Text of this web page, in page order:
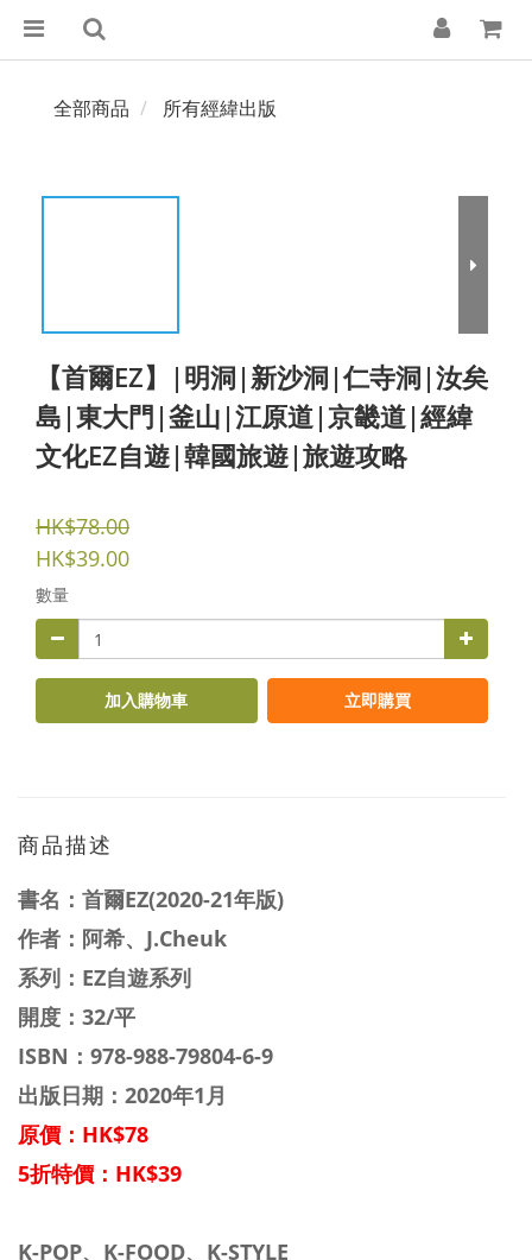
全部商品 所有經緯出版
【首爾EZ】|明洞|新沙洞|仁寺洞|汝矣
島|東大門|釜山|江原道|京畿道|經緯
文化EZ自遊|韓國旅遊|旅遊攻略
HK$78.00
HK$39.00
數量
加入購物車 立即購買
商品描述
書名： 首爾EZ(2020-21年版)
作者：阿希、J.Cheuk
系列：EZ自遊系列
開度：32/平
ISBN： 978-988-79804-6-9
出版日期：2020年1月
原價：HK$78
5折特價：HK$39
K-POP、K-FOOD、K-STYLE